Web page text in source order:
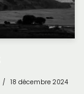
18 décembre 2024